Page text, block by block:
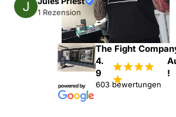
1 Rezension
The Fight
4.
9
¡¡¡¡
¡
!
603 bewertungen